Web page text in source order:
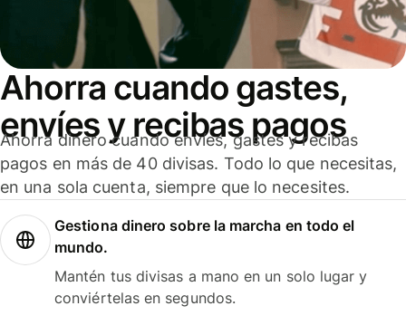
Ahorra cuando gastes,
envíes y recibas pagos
Ahorra dinero cuando envíes, gastes y recibas
pagos en más de 40 divisas. Todo lo que necesitas,
en una sola cuenta, siempre que lo necesites.
Gestiona dinero sobre la marcha en todo el
mundo.
Mantén tus divisas a mano en un solo lugar y
conviértelas en segundos.